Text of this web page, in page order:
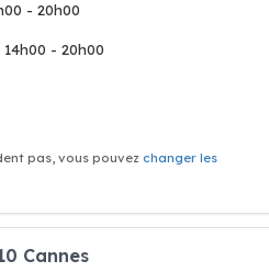
- 20h00
- 20h00
pas, vous pouvez changer les
Cannes